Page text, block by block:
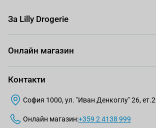
За Lilly Drogerie
Онлайн магазин
Контакти
София 1000, ул. "Иван Денкоглу" 26, ет.2
Онлайн магазин:+359 2 4138 999